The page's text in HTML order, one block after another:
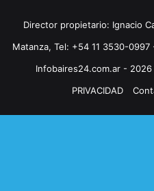
Director propietario: Ignacio
Matanza, Tel: +54 11 3530-
Infobaires24.com.ar -
PRIVACIDAD